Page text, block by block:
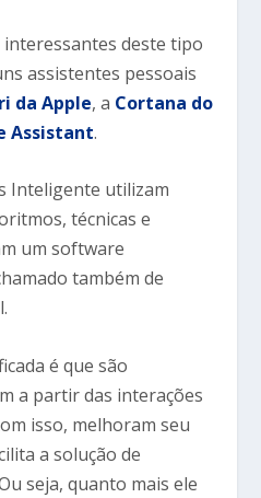
deste tipo
assistentes pessoais
da Apple, a Cortana do
Assistant.
Inteligente utilizam
técnicas e
um software
também de
l.
é que são
a partir das interações
isso, melhoram seu
a solução de
seja, quanto mais ele